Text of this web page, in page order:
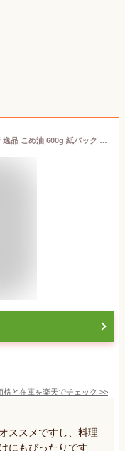
＼スーパーSALE クーポン配布中／ 築野 逸品 こめ油 600g 紙パック 3本セット 築野食品 TSUNO つの食品 つの いっぴん 国産 米油 無添加 まとめ買い 全国送料無料
格と在庫を楽天でチェック >>
ススメですし、料理
にもぴったりです